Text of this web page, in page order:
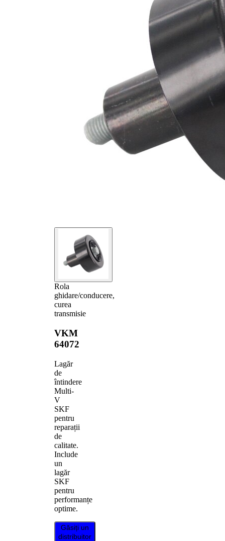
Rola
ghidare/conducere,
curea
transmisie
VKM
64072
Lagăr
de
întindere
Multi-
V
SKF
pentru
reparații
de
calitate.
Include
un
lagăr
SKF
pentru
performanțe
optime.
Găsiți un
distribuitor